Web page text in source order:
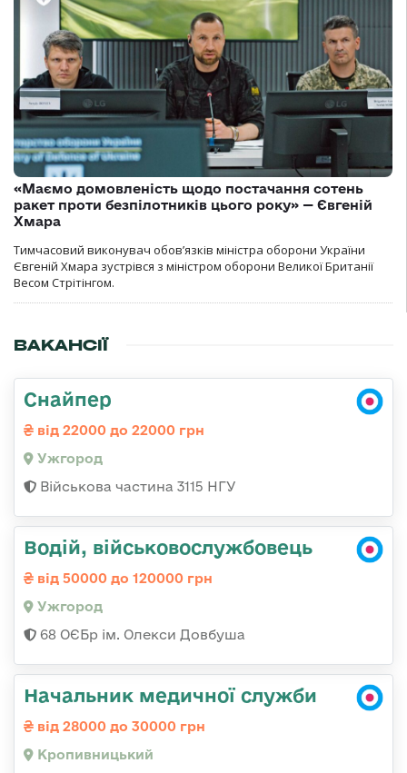
«Маємо домовленість щодо постачання сотень
ракет проти безпілотників цього року» — Євгеній
Хмара
Тимчасовий виконувач обов’язків міністра оборони України
Євгеній Хмара зустрівся з міністром оборони Великої Британії
Весом Стрітінгом.
ВАКАНСІЇ
Снайпер
від 22000 до 22000 грн
Ужгород
Військова частина 3115 НГУ
Водій, військовослужбовець
від 50000 до 120000 грн
Ужгород
68 ОЄБр ім. Олекси Довбуша
Начальник медичної служби
від 28000 до 30000 грн
Кропивницький